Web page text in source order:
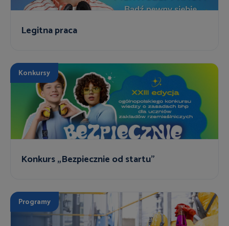
Legitna praca
Konkursy
Konkurs „Bezpiecznie od startu”
Programy